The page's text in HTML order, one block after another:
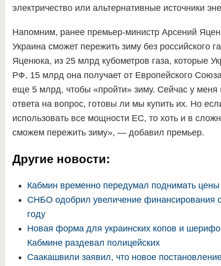
электричество или альтернативные источники
Напомним, ранее премьер-министр Арсений
Украина сможет пережить зиму без российского
Яценюка, из 25 млрд кубометров газа, которые
РФ, 15 млрд она получает от Европейского
еще 5 млрд, чтобы «пройти» зиму. Сейчас у меня
ответа на вопрос, готовы ли мы купить их. Но
использовать все мощности ЕС, то хоть и в
сможем пережить зиму», — добавил премьер.
Другие новости:
Кабмин временно передумал поднимать цены
СНБО одобрил увеличение финансирования
году
Новая форма для украинских копов и
Кабмине раздевал полицейских
Саакашвили заявил, что новое